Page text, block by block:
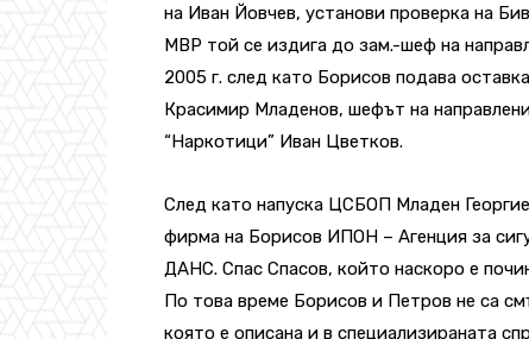
на Иван Йовчев, установи проверка на
МВР той се издига до зам.-шеф на
2005 г. след като Борисов подава
Красимир Младенов, шефът на
“Наркотици” Иван Цветков.
След като напуска ЦСБОП Младен
фирма на Борисов ИПОН – Агенция за
ДАНС. Спас Спасов, който наскоро е
По това време Борисов и Петров не са
която е описана и в специализираната